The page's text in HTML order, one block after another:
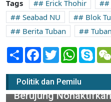
Tags # Erick Thohir
#
# Seabad NU
# Blok
# Berita Tuban
#
Share Facebook
TwitterWhatsApp
Politik dan Pemilu
Seleksi Anggota
Instagram KPU
Berujung